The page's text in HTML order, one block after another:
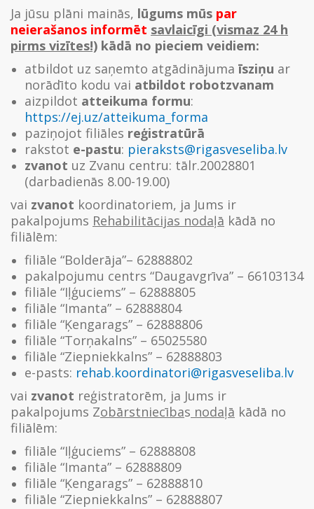
Ja jūsu plāni mainās, lūgums mūs par
neierašanos informēt savlaicīgi (vismaz 24 h
pirms vizītes!) kādā no pieciem veidiem:
atbildot uz saņemto atgādinājuma īsziņu ar
norādīto kodu vai atbildot robotzvanam
aizpildot atteikuma formu:
https://ej.uz/atteikuma_forma
paziņojot filiāles reģistratūrā
rakstot e-pastu: pieraksts@rigasveseliba.lv
zvanot uz Zvanu centru: tālr.20028801
(darbadienās 8.00-19.00)
vai zvanot koordinatoriem, ja Jums ir
pakalpojums Rehabilitācijas nodaļā kādā no
filiālēm:
filiāle “Bolderāja”– 62888802
pakalpojumu centrs “Daugavgrīva” – 66103134
filiāle “Iļģuciems” – 62888805
filiāle “Imanta” – 62888804
filiāle “Ķengarags” – 62888806
filiāle “Torņakalns” – 65025580
filiāle “Ziepniekkalns” – 62888803
e-pasts: rehab.koordinatori@rigasveseliba.lv
vai zvanot reģistratorēm, ja Jums ir
pakalpojums Zobārstniecības nodaļā kādā no
filiālēm:
filiāle “Iļģuciems” – 62888808
filiāle “Imanta” – 62888809
filiāle “Ķengarags” – 62888810
filiāle “Ziepniekkalns” – 62888807